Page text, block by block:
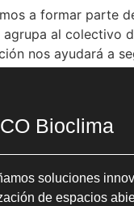
a formar parte
al colectivo
nos ayudará a
Bioclima
soluciones
de espacios